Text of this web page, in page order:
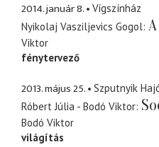
2014. január 8.
Vígszínház
Nyikolaj Vasziljevics Gogol
Viktor
fénytervező
2013. május 25.
Szputnyik
Róbert Júlia - Bodó Viktor
Bodó Viktor
világítás